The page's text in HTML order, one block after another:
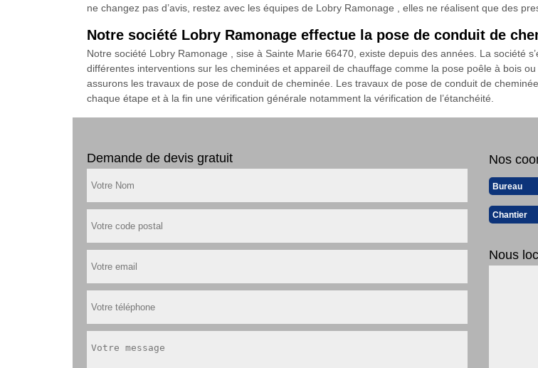
ne changez pas d’avis, restez avec les équipes de Lobry Ramonage , elles ne réalisent que des
Notre société Lobry Ramonage effectue la pose de conduit de
Notre société Lobry Ramonage , sise à Sainte Marie 66470, existe depuis des années. La société
différentes interventions sur les cheminées et appareil de chauffage comme la pose poêle à bois
assurons les travaux de pose de conduit de cheminée. Les travaux de pose de conduit de
chaque étape et à la fin une vérification générale notamment la vérification de l’étanchéité.
Demande de devis gratuit Nos
Bureau
Chantier
Nous